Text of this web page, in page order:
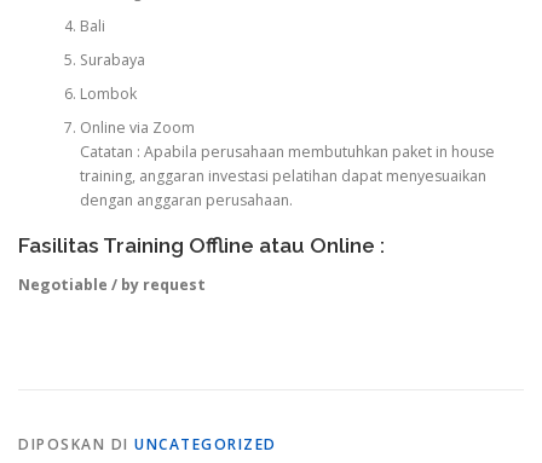
Bali
Surabaya
Lombok
Online via Zoom
Catatan : Apabila perusahaan membutuhkan paket in house
training, anggaran investasi pelatihan dapat menyesuaikan
dengan anggaran perusahaan.
Fasilitas Training Offline atau Online :
Negotiable / by request
DIPOSKAN DI UNCATEGORIZED